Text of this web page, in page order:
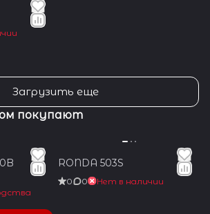
Загрузить еще
покупают
RONDA 503S
0 0 Нет в наличии